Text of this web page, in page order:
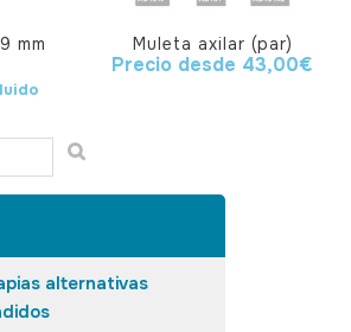
mm
Muleta axilar (par)
Precio desde 43,00€
alternativas